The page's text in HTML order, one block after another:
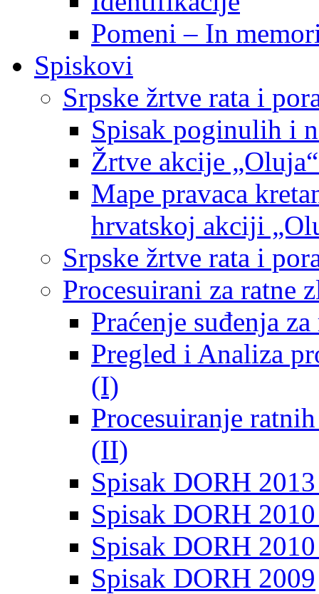
Pomeni – In
Spiskovi
Srpske žrtve rata i
Spisak poginulih i
Žrtve akcije
Mape pravaca
hrvatskoj akciji
Srpske žrtve rata i
Procesuirani za ratne
Praćenje suđenja
Pregled i Analiza
(I)
Procesuiranje
(II)
Spisak DORH
Spisak DORH
Spisak DORH
Spisak DORH 2009